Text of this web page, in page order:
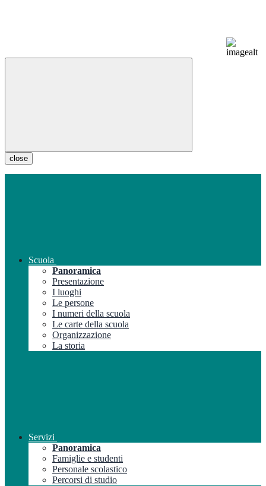
close
Scuola
Panoramica
Presentazione
I luoghi
Le persone
I numeri della scuola
Le carte della scuola
Organizzazione
La storia
Servizi
Panoramica
Famiglie e studenti
Personale scolastico
Percorsi di studio